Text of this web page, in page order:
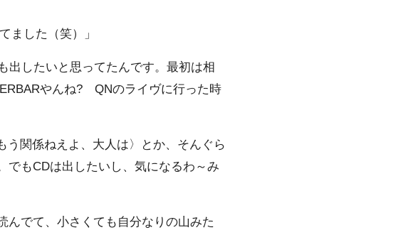
ました（笑）」
出したいと思ってたんです。最初は相
やんね? QNのライヴに行った時
う関係ねえよ、大人は〉とか、そんぐら
でもCDは出したいし、気になるわ～み
でて、小さくても自分なりの山みた